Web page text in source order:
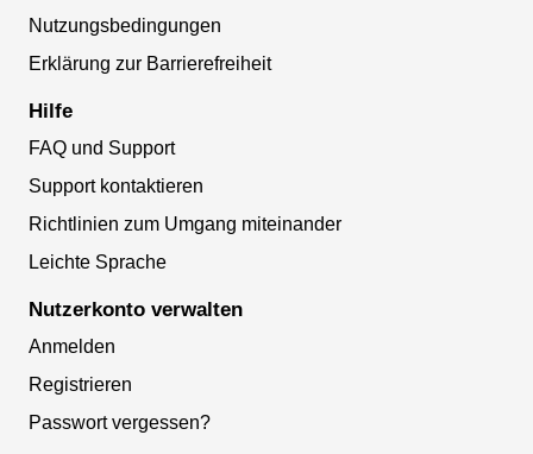
Nutzungsbedingungen
Erklärung zur Barrierefreiheit
Hilfe
FAQ und Support
Support kontaktieren
Richtlinien zum Umgang miteinander
Leichte Sprache
Nutzerkonto verwalten
Anmelden
Registrieren
Passwort vergessen?